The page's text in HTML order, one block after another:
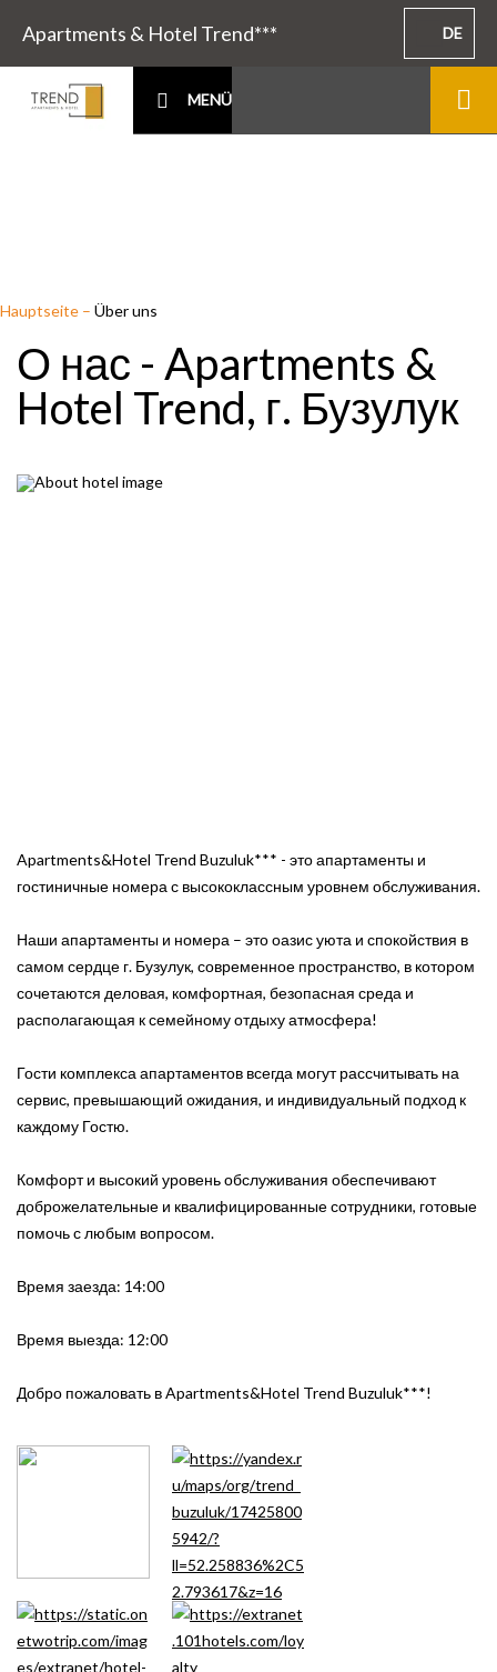
Apartments & Hotel Trend*** DE
MENÜ
Hauptseite – Über uns
О нас - Apartments &
Hotel Trend, г. Бузулук
Apartments&Hotel Trend Buzuluk*** - это апартаменты и
гостиничные номера с высококлассным уровнем обслуживания.
Наши апартаменты и номера – это оазис уюта и спокойствия в
самом сердце г. Бузулук, современное пространство, в котором
сочетаются деловая, комфортная, безопасная среда и
располагающая к семейному отдыху атмосфера!
Гости комплекса апартаментов всегда могут рассчитывать на
сервис, превышающий ожидания, и индивидуальный подход к
каждому Гостю.
Комфорт и высокий уровень обслуживания обеспечивают
доброжелательные и квалифицированные сотрудники, готовые
помочь с любым вопросом.
Время заезда: 14:00
Время выезда: 12:00
Добро пожаловать в Apartments&Hotel Trend Buzuluk***!